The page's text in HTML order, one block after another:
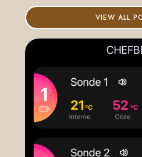
VIEW ALL